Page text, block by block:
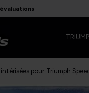
évaluations
pour Triumph